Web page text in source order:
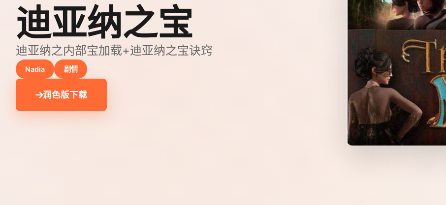
迪亚纳之宝
迪亚纳之内部宝加载+迪亚纳之宝诀窍
Nadia 剧情
润色版下载